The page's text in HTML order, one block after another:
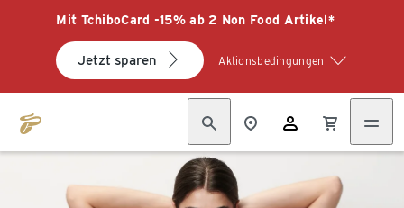
Mit TchiboCard -15% ab 2 Non Food Artikel*
Jetzt sparen Aktionsbedingungen